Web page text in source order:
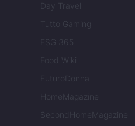
Day Travel
Tutto Gaming
ESG 365
Food Wiki
FuturoDonna
HomeMagazine
SecondHomeMagazine